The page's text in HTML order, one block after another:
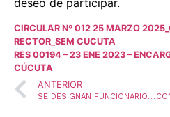
deseo de participar.
CIRCULAR Nº 012 25 MARZO
RECTOR_SEM CUCUTA
RES 00194 – 23 ENE 2023 –
CÚCUTA
ANTERIOR
SE DESIGNAN FUNCIONARIOS PARA LA EVALUACIÓN DEL DESEMPEÑO LABORAL